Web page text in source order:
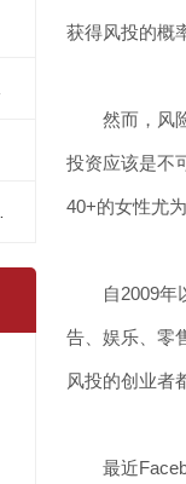
获得风投的概
然而，风险
投资应该是不
40+的女性尤
自2009年以
告、娱乐、零
风投的创业者
最近